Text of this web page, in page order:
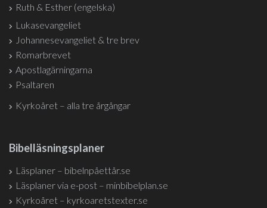
Ruth & Esther (engelska)
Lukasevangeliet
Johannesevangeliet & tre brev
Romarbrevet
Apostlagärningarna
Psaltaren
Kyrkoåret – alla tre årgångar
Bibelläsningsplaner
Läsplaner – bibelnpåettår.se
Läsplaner via e-post – minbibelplan.se
Kyrkoåret – kyrkoaretstexter.se